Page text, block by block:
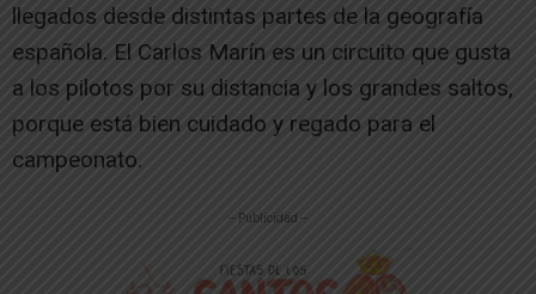
llegados desde distintas partes de la geografía
española. El Carlos Marín es un circuito que gusta
a los pilotos por su distancia y los grandes saltos,
porque está bien cuidado y regado para el
campeonato.
-- Publicidad --